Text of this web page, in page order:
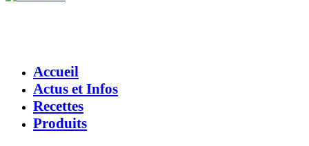
Accueil
Actus et Infos
Recettes
Produits